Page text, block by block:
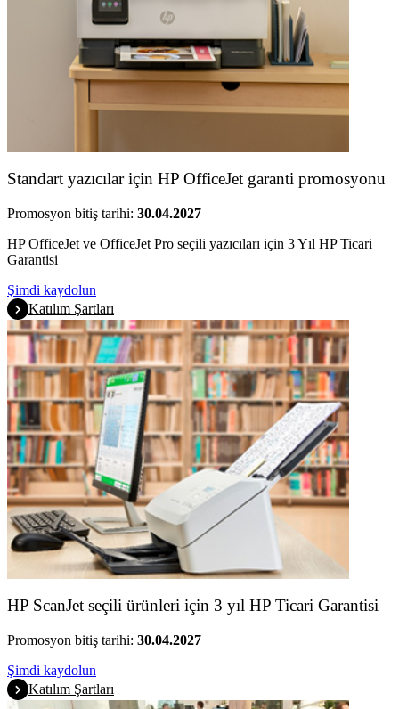
Standart yazıcılar için HP OfficeJet garanti promosyonu
Promosyon bitiş tarihi: 30.04.2027
HP OfficeJet ve OfficeJet Pro seçili yazıcıları için 3 Yıl HP Ticari
Garantisi
Şimdi kaydolun
Katılım Şartları
HP ScanJet seçili ürünleri için 3 yıl HP Ticari Garantisi
Promosyon bitiş tarihi: 30.04.2027
Şimdi kaydolun
Katılım Şartları